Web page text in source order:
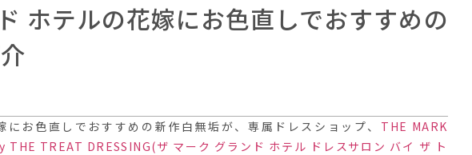
ホテルの花嫁にお色直しでおすすめの
にお色直しでおすすめの新作白無垢が、専属ドレスショップ、 THE MARK
TREAT DRESSING(ザ マーク グランド ホテル ドレスサロン バイ ザ ト